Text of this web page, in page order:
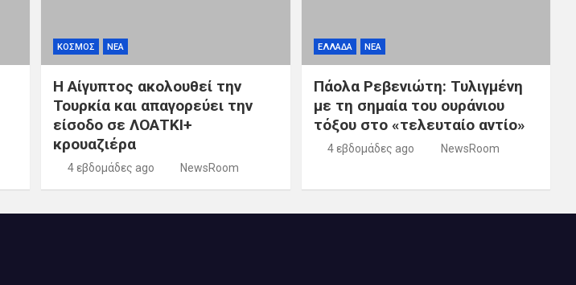
ΚΟΣΜΟΣ ΝΕΑ
Η Αίγυπτος ακολουθεί την
Τουρκία και απαγορεύει την
είσοδο σε ΛΟΑΤΚΙ+
κρουαζιέρα
4 εβδομάδες ago NewsRoom
ΕΛΛΑΔΑ ΝΕΑ
Πάολα Ρεβενιώτη: Τυλιγμένη
με τη σημαία του ουράνιου
τόξου στο «τελευταίο αντίο»
4 εβδομάδες ago NewsRoom